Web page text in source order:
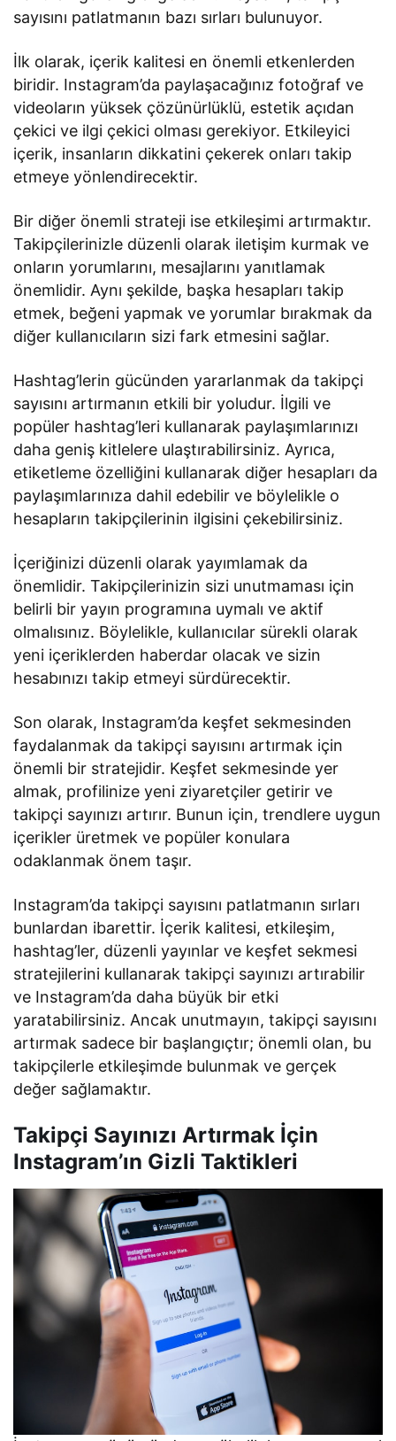
sayısını patlatmanın bazı sırları bulunuyor.
İlk olarak, içerik kalitesi en önemli etkenlerden
biridir. Instagram’da paylaşacağınız fotoğraf ve
videoların yüksek çözünürlüklü, estetik açıdan
çekici ve ilgi çekici olması gerekiyor. Etkileyici
içerik, insanların dikkatini çekerek onları takip
etmeye yönlendirecektir.
Bir diğer önemli strateji ise etkileşimi artırmaktır.
Takipçilerinizle düzenli olarak iletişim kurmak ve
onların yorumlarını, mesajlarını yanıtlamak
önemlidir. Aynı şekilde, başka hesapları takip
etmek, beğeni yapmak ve yorumlar bırakmak da
diğer kullanıcıların sizi fark etmesini sağlar.
Hashtag’lerin gücünden yararlanmak da takipçi
sayısını artırmanın etkili bir yoludur. İlgili ve
popüler hashtag’leri kullanarak paylaşımlarınızı
daha geniş kitlelere ulaştırabilirsiniz. Ayrıca,
etiketleme özelliğini kullanarak diğer hesapları da
paylaşımlarınıza dahil edebilir ve böylelikle o
hesapların takipçilerinin ilgisini çekebilirsiniz.
İçeriğinizi düzenli olarak yayımlamak da
önemlidir. Takipçilerinizin sizi unutmaması için
belirli bir yayın programına uymalı ve aktif
olmalısınız. Böylelikle, kullanıcılar sürekli olarak
yeni içeriklerden haberdar olacak ve sizin
hesabınızı takip etmeyi sürdürecektir.
Son olarak, Instagram’da keşfet sekmesinden
faydalanmak da takipçi sayısını artırmak için
önemli bir stratejidir. Keşfet sekmesinde yer
almak, profilinize yeni ziyaretçiler getirir ve
takipçi sayınızı artırır. Bunun için, trendlere uygun
içerikler üretmek ve popüler konulara
odaklanmak önem taşır.
Instagram’da takipçi sayısını patlatmanın sırları
bunlardan ibarettir. İçerik kalitesi, etkileşim,
hashtag’ler, düzenli yayınlar ve keşfet sekmesi
stratejilerini kullanarak takipçi sayınızı artırabilir
ve Instagram’da daha büyük bir etki
yaratabilirsiniz. Ancak unutmayın, takipçi sayısını
artırmak sadece bir başlangıçtır; önemli olan, bu
takipçilerle etkileşimde bulunmak ve gerçek
değer sağlamaktır.
Takipçi Sayınızı Artırmak İçin
Instagram’ın Gizli Taktikleri